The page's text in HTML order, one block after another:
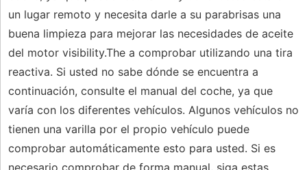
un lugar remoto y necesita darle a su parabrisas una
buena limpieza para mejorar las necesidades de aceite
del motor visibility.The a comprobar utilizando una tira
reactiva. Si usted no sabe dónde se encuentra a
continuación, consulte el manual del coche, ya que
varía con los diferentes vehículos. Algunos vehículos no
tienen una varilla por el propio vehículo puede
comprobar automáticamente esto para usted. Si es
necesario comprobar de forma manual, siga estas